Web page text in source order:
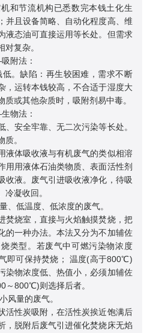
和节流机构已悉数完本钱土化生
并且设备简略、自动化程度高、维
液态油可直接运用等长处。但需求
相对复杂。
吸附法：
。缺陷：再生较困难，需求不断
，运转本钱较高，不合适于湿度大
质或其他杂质时，吸附剂易中毒。
——生物法：
、安全牢靠、无二次污染等长处。
物质。
液体吸收液与有机废气的类似相溶
用用液体石油类物质、表面活性剂
收液。废气引进吸收液净化，待吸
、冷凝收回。
量、低温度、低浓度的废气。
焚烧室，直接与火焰触摸焚烧，把
的一种办法。本法又分为不加辅佐
类型。若废气中可燃污染物浓度
即可保持焚烧； 温度(高于800℃)
染物浓度低、热值小，必须加辅佐
～800℃)则选择后者。
风量的废气。
活性炭吸附，在活性炭挨近饱满后
，脱附后废气引进催化焚烧床无焰